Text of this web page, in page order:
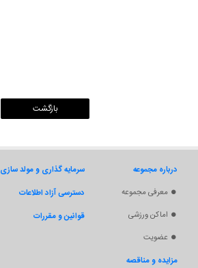
درباره مجموعه
معرفی مجموعه
اماکن ورزشی
عضویت
مزایده و مناقصه
سرمایه گذاری و مولد سازی
دسترسی آزاد اطلاعات
قوانین و مقررات